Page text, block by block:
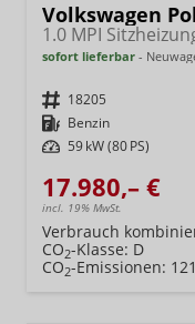
Volkswagen
sofort lieferbar
Fahrzeugnr. 18205
Kraftstoff Benzin
Leistung 59 kW (80 PS)
17.980,– €
incl. 19% MwSt.
Verbrauch
CO2-Klasse: D
CO2-Emissionen: